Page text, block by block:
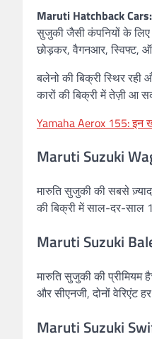
Maruti Hatchback Cars:
सुजुकी जैसी कंपनियों के लिए
छोड़कर, वैगनआर, स्विफ्ट,
बलेनो की बिक्री स्थिर
कारों की बिक्री में तेज़ी आ
Yamaha Aerox 155: इन
Maruti Suzuki
मारुति सुजुकी की सबसे
की बिक्री में साल-दर-साल
Maruti Suzuki
मारुति सुजुकी की
और सीएनजी, दोनों वेरिएंट
Maruti Suzuki